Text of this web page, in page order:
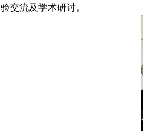
验交流及学术研讨。